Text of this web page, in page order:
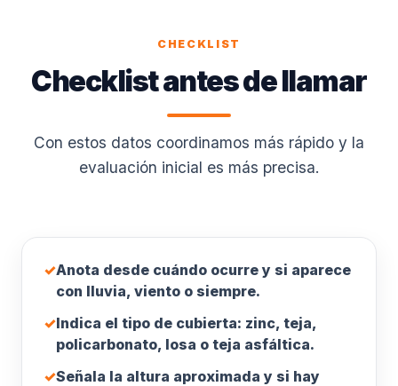
CHECKLIST
Checklist antes de llamar
Con estos datos coordinamos más rápido y la
evaluación inicial es más precisa.
✓Anota desde cuándo ocurre y si aparece
con lluvia, viento o siempre.
✓Indica el tipo de cubierta: zinc, teja,
policarbonato, losa o teja asfáltica.
✓Señala la altura aproximada y si hay